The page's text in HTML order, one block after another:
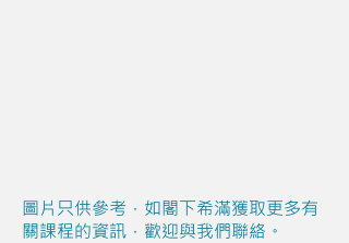
圖片只供參考，如閣下希滿獲取更多有
關課程的資訊，歡迎與我們聯絡。